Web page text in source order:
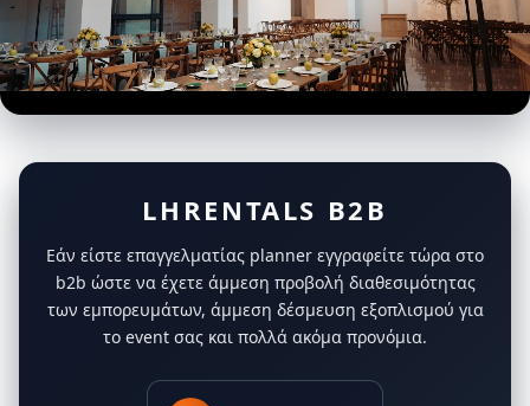
LHRENTALS B2B
Εάν είστε επαγγελματίας planner εγγραφείτε τώρα στο
b2b ώστε να έχετε άμμεση προβολή διαθεσιμότητας
των εμπορευμάτων, άμμεση δέσμευση εξοπλισμού για
το event σας και πολλά ακόμα προνόμια.